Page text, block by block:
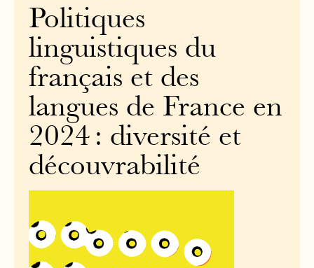
Politiques
linguistiques du
français et des
langues de France en
2024 : diversité et
découvrabilité